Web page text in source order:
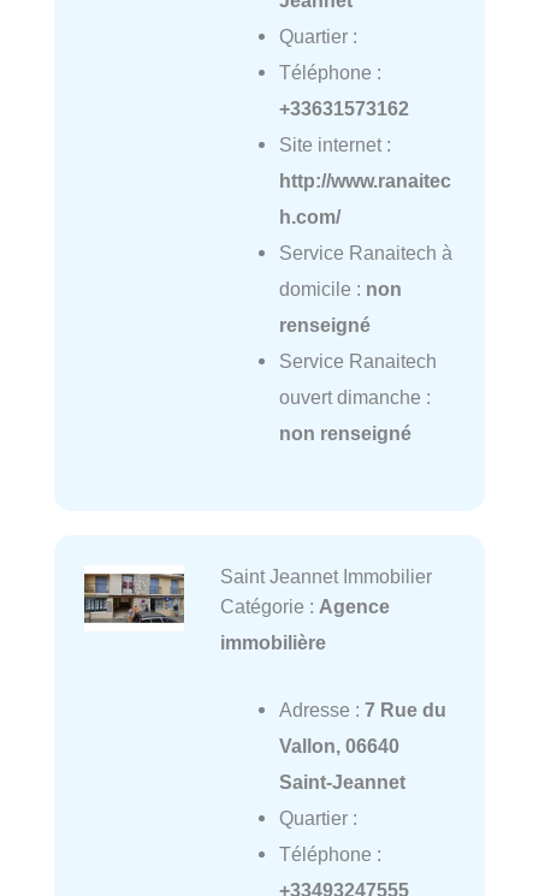
Quartier :
Téléphone :
+33631573162
Site internet :
http://www.ranaitec
h.com/
Service Ranaitech à
domicile : non
renseigné
Service Ranaitech
ouvert dimanche :
non renseigné
Saint Jeannet Immobilier
Catégorie : Agence
immobilière
Adresse : 7 Rue du
Vallon, 06640
Saint-Jeannet
Quartier :
Téléphone :
+33493247555